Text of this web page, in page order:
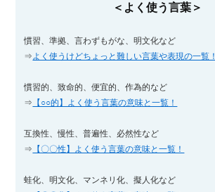
＜よく使う言葉＞
慣習、準拠、言わずもがな、明文化など
⇒よく使うけどちょっと難しい言葉や表現の一覧！
慣習的、致命的、便宜的、作為的など
⇒
【○○的】よく使う言葉の意味と一覧！
互換性、慢性、普遍性、必然性など
⇒
【〇〇性】よく使う言葉の意味と一覧！
蛙化、明文化、マンネリ化、擬人化など